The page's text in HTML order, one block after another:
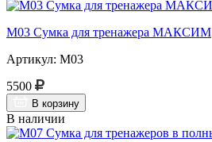
М03 Сумка для тренажера МАКСИМ
Артикул: М03
5500
В корзину
В наличии